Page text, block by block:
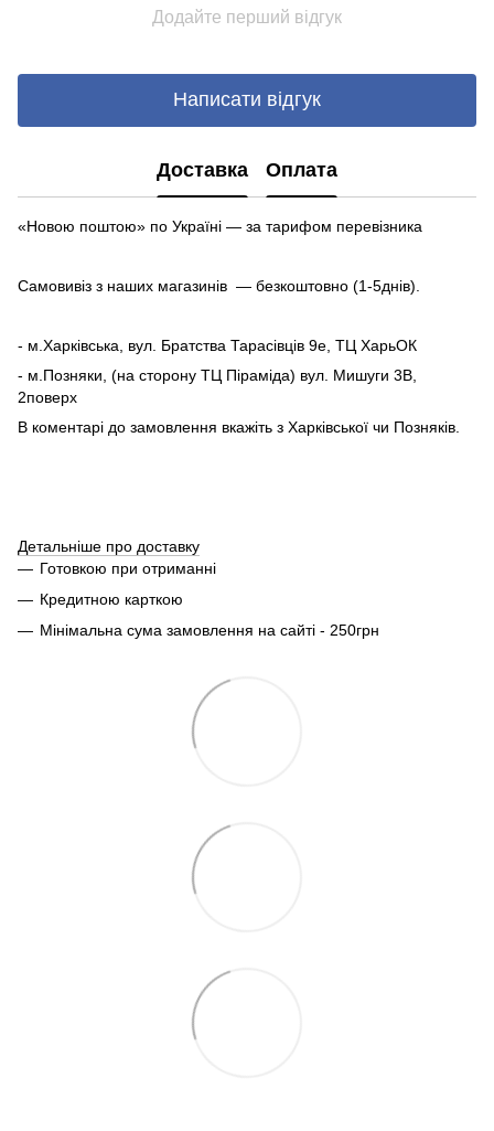
Додайте перший відгук
Написати відгук
Доставка Оплата
«Новою поштою» по Україні — за тарифом перевізника
Самовивіз з наших магазинів — безкоштовно (1-5днів).
- м.Харківська, вул. Братства Тарасівців 9е, ТЦ ХарьОК
- м.Позняки, (на сторону ТЦ Піраміда) вул. Мишуги 3В,
2поверх
В коментарі до замовлення вкажіть з Харківської чи Позняків.
Детальніше про доставку
Готовкою при отриманні
Кредитною карткою
Мінімальна сума замовлення на сайті - 250грн